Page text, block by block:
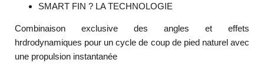
SMART FIN ? LA TECHNOLOGIE
Combinaison exclusive des angles et effets
hrdrodynamiques pour un cycle de coup de pied naturel avec
une propulsion instantanée